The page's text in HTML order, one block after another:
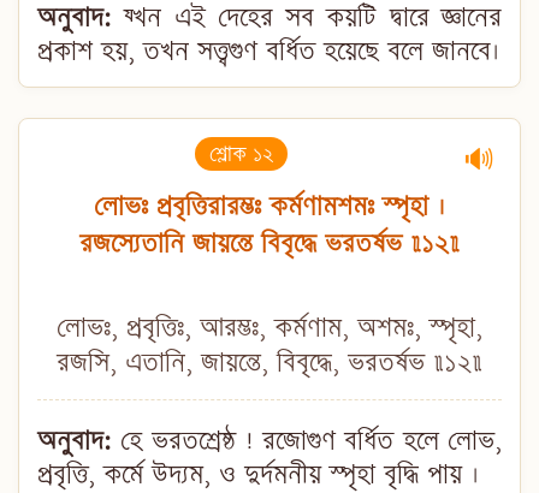
অনুবাদ: য্খন এই দেহের সব কয়টি দ্বারে জ্ঞানের
প্রকাশ হয়, তখন সত্ত্বগুণ বর্ধিত হয়েছে বলে জানবে।
শ্লোক ১২ 🔊
লোভঃ প্রবৃত্তিরারম্ভঃ কর্মণামশমঃ স্পৃহা ।
রজস্যেতানি জায়ন্তে বিবৃদ্ধে ভরতর্ষভ ॥১২॥
লোভঃ, প্রবৃত্তিঃ, আরম্ভঃ, কর্মণাম, অশমঃ, স্পৃহা,
রজসি, এতানি, জায়ন্তে, বিবৃদ্ধে, ভরতর্ষভ ॥১২॥
অনুবাদ: হে ভরতশ্রেষ্ঠ ! রজোগুণ বর্ধিত হলে লোভ,
প্রবৃত্তি, কর্মে উদ্যম, ও দুর্দমনীয় স্পৃহা বৃদ্ধি পায় ।